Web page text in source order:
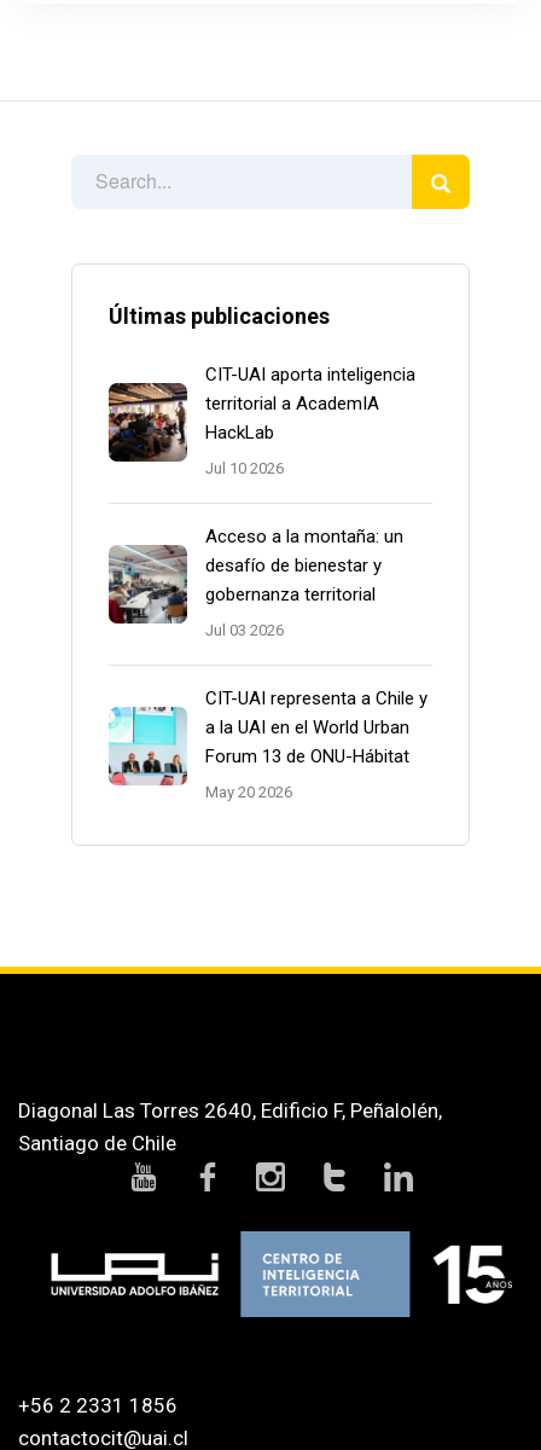
Últimas publicaciones
CIT-UAI aporta inteligencia
territorial a AcademIA
HackLab
Jul 10 2026
Acceso a la montaña: un
desafío de bienestar y
gobernanza territorial
Jul 03 2026
CIT-UAI representa a Chile y
a la UAI en el World Urban
Forum 13 de ONU-Hábitat
May 20 2026
Diagonal Las Torres 2640, Edificio F, Peñalolén,
Santiago de Chile
+56 2 2331 1856
contactocit@uai.cl